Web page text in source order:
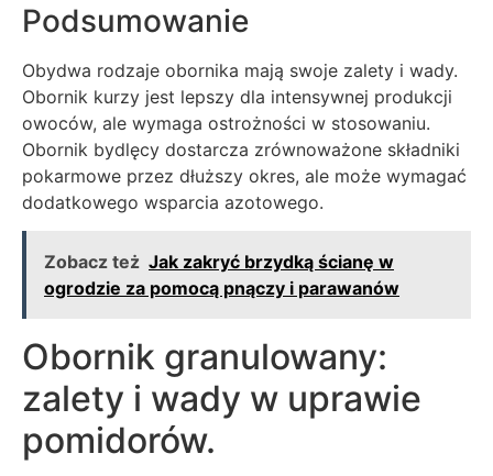
Podsumowanie
Obydwa rodzaje obornika mają swoje zalety i wady.
Obornik kurzy jest lepszy dla intensywnej produkcji
owoców, ale wymaga ostrożności w stosowaniu.
Obornik bydlęcy dostarcza zrównoważone składniki
pokarmowe przez dłuższy okres, ale może wymagać
dodatkowego wsparcia azotowego.
Zobacz też Jak zakryć brzydką ścianę w
ogrodzie za pomocą pnączy i parawanów
Obornik granulowany:
zalety i wady w uprawie
pomidorów.